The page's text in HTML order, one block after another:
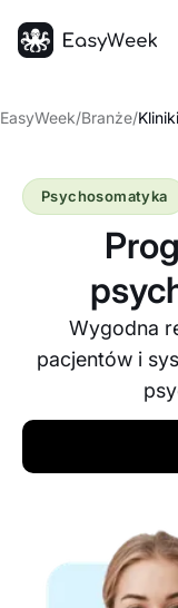
EasyWeek/Branże/
Wygodna
pacjentów i
Psychosomatyka